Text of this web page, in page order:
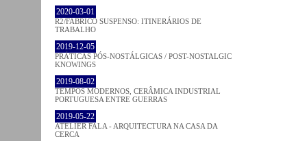
2020-03-01
R2/FABRICO SUSPENSO: ITINERÁRIOS DE
TRABALHO
2019-12-05
PRÁTICAS PÓS-NOSTÁLGICAS / POST-NOSTALGIC
KNOWINGS
2019-08-02
TEMPOS MODERNOS, CERÂMICA INDUSTRIAL
PORTUGUESA ENTRE GUERRAS
2019-05-22
ATELIER FALA - ARQUITECTURA NA CASA DA
CERCA